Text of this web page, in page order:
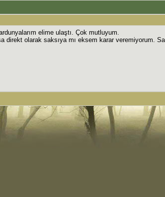
elime ulaştı. Çok mutluyum.
direkt olarak saksıya mı eksem karar veremiyorum.